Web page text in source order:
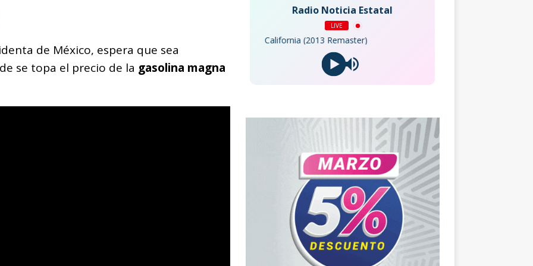
de México, espera que sea
se topa el precio de la gasolina magna
Radio Noticia Estatal
LIVE
Eagles - Hotel California (2013 Remaster)